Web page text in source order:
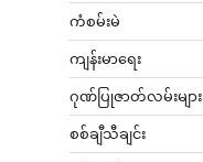
ကံစမ်းမဲ
ကျန်းမာရေး
ဂုဏ်ပြုဇာတ်လမ်းများ
စစ်ချီသီချင်း